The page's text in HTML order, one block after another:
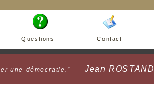
Questions Contact
une démocratie.” Jean ROSTAND